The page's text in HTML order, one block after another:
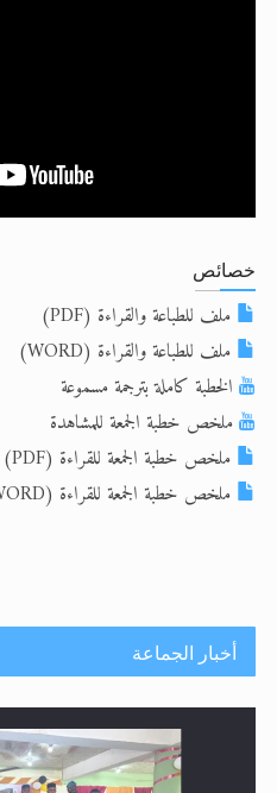
خصائص
ملف للطباعة والقراءة (PDF)
ملف للطباعة والقراءة (WORD)
الخطبة كاملة بترجمة مسموعة
ملخص خطبة الجمعة للمشاهدة
ملخص خطبة الجمعة للقراءة (PDF)
ملخص خطبة الجمعة للقراءة (WORD)
أخبار الجماعة